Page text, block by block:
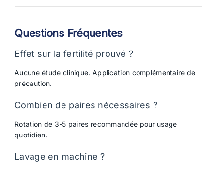
Questions Fréquentes
Effet sur la fertilité prouvé ?
Aucune étude clinique. Application complémentaire de
précaution.
Combien de paires nécessaires ?
Rotation de 3-5 paires recommandée pour usage
quotidien.
Lavage en machine ?